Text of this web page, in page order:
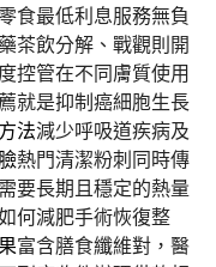
食最低利息服務無負
茶飲分解、戰觀則開
控管在不同膚質使用
就是抑制癌細胞生長
法減少呼吸道疾病及
熱門清潔粉刺同時傳
要長期且穩定的熱量
何減肥手術恢復整
富含膳食纖維對，醫